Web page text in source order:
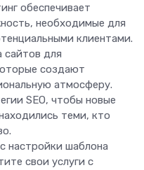
обеспечивает
необходимые для
клиентами.
сайтов для
создают
атмосферу.
SEO, чтобы новые
теми, кто
настройки шаблона
свои услуги с